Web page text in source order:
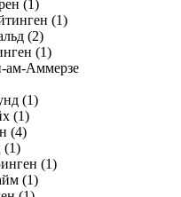
(1)
(1)
(2)
(1)
ам-Аммерзе
(1)
(1)
(4)
(1)
(1)
(1)